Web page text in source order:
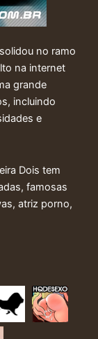
no ramo
na internet
grande
incluindo
e
Dois tem
famosas
atriz porno,